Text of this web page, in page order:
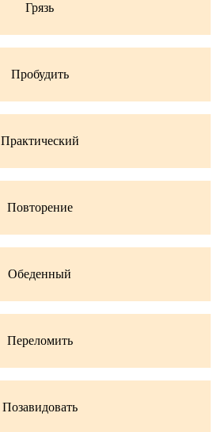
Грязь
Пробудить
Практический
Повторение
Обеденный
Переломить
Позавидовать